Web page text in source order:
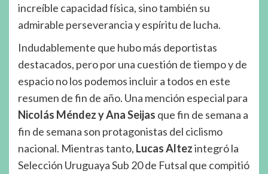
increíble capacidad física, sino también su
admirable perseverancia y espíritu de lucha.
Indudablemente que hubo más deportistas
destacados, pero por una cuestión de tiempo y de
espacio no los podemos incluir a todos en este
resumen de fin de año. Una mención especial para
Nicolás Méndez y Ana Seijas que fin de semana a
fin de semana son protagonistas del ciclismo
nacional. Mientras tanto, Lucas Altezintegró la
Selección Uruguaya Sub 20 de Futsal que compitió